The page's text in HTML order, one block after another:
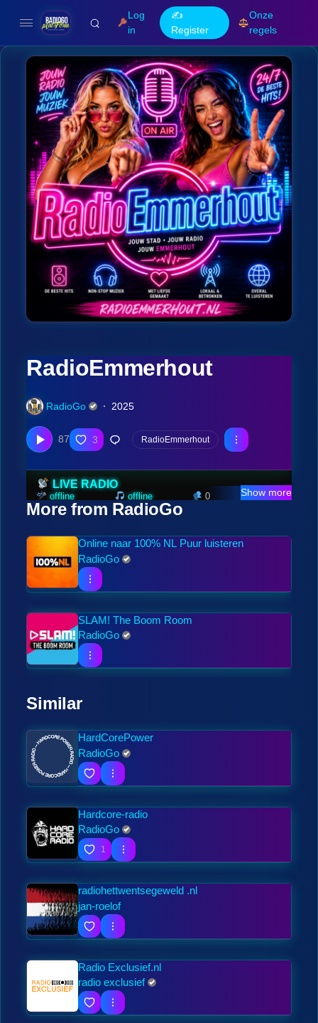
Log
in
✍️
Register
Onze
regels
RadioEmmerhout
RadioGo 2025
87 3 RadioEmmerhout
LIVE RADIO
offline offline 0 error
Show more
More from RadioGo
Online naar 100% NL Puur luisteren
RadioGo
SLAM! The Boom Room
RadioGo
Similar
HardCorePower
RadioGo
Hardcore-radio
RadioGo
1
radiohettwentsegeweld .nl
jan-roelof
Radio Exclusief.nl
radio exclusief